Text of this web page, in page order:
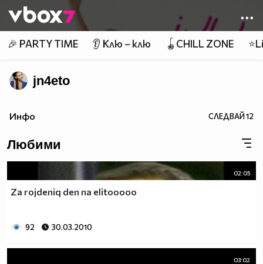
👾
🎉 PARTY TIME 👂 Клю – клю 🪀CHILL ZONE
jn4eto
Инфо СЛЕДВАЙ12
Любими
02:05
Za rojdeniq den na elitooooo
92 30.03.2010
03:02